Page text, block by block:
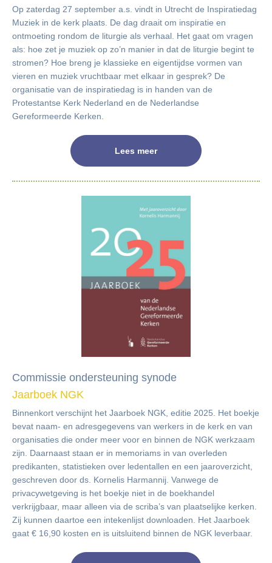
Op zaterdag 27 september a.s. vindt in Utrecht de Inspiratiedag
Muziek in de kerk plaats. De dag draait om inspiratie en
ontmoeting rondom de liturgie als verhaal. Het gaat om vragen
als: hoe zet je muziek op zo’n manier in dat de liturgie begint te
stromen? Hoe breng je klassieke en eigentijdse vormen van
vieren en muziek vruchtbaar met elkaar in gesprek? De
organisatie van de inspiratiedag is in handen van de
Protestantse Kerk Nederland en de Nederlandse
Gereformeerde Kerken.
Lees meer
Commissie ondersteuning synode
Jaarboek NGK
Binnenkort verschijnt het Jaarboek NGK, editie 2025. Het boekje
bevat naam- en adresgegevens van werkers in de kerk en van
organisaties die onder meer voor en binnen de NGK werkzaam
zijn. Daarnaast staan er in memoriams in van overleden
predikanten, statistieken over ledentallen en een jaaroverzicht,
geschreven door ds. Kornelis Harmannij. Vanwege de
privacywetgeving is het boekje niet in de boekhandel
verkrijgbaar, maar alleen via de scriba’s van plaatselijke kerken.
Zij kunnen daartoe een intekenlijst downloaden. Het Jaarboek
gaat € 16,90 kosten en is uitsluitend binnen de NGK leverbaar.